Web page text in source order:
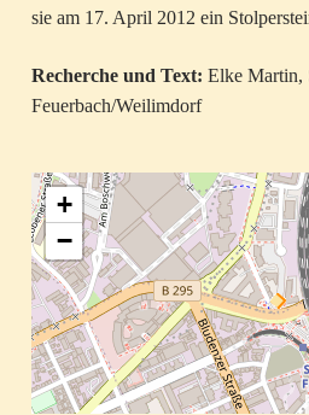
sie am 17. April 2012 ein
Recherche und Text: Elke Martin,
Feuerbach/Weilimdorf
+
−